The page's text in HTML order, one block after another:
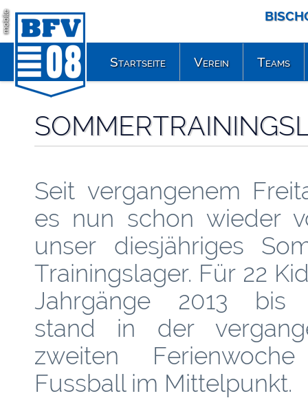
mobile
Seit vergangenem
es nun schon wieder
unser diesjähriges
Trainingslager. Für 22
Jahrgänge 2013 bis
stand in der
zweiten
Fussball im Mittelpunkt.
Startseite Verein Teams